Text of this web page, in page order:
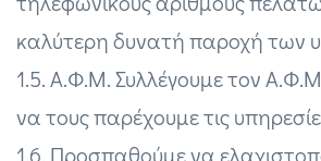
καλύτερη δυνατή παροχή των
1.5. Α.Φ.Μ. Συλλέγουμε τον
να τους παρέχουμε τις
1.6. Προσπαθούμε να